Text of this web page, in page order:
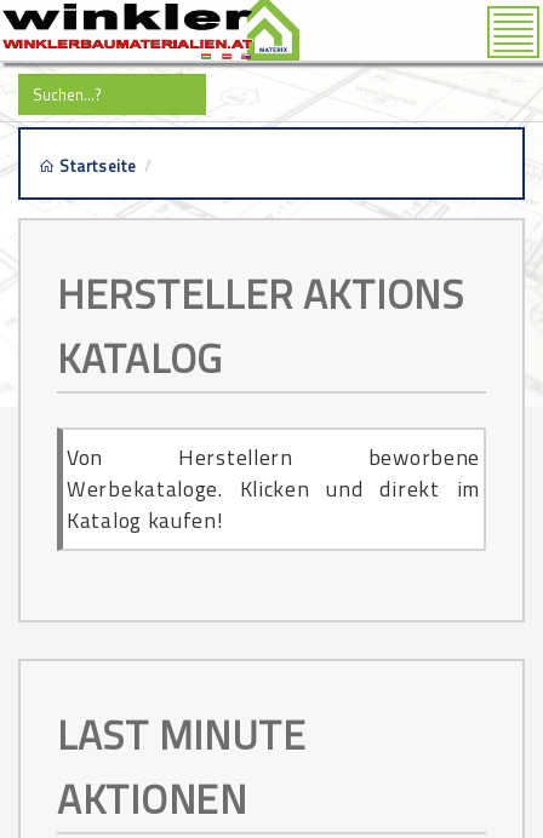
Startseite /
HERSTELLER AKTIONS
KATALOG
Von Herstellern beworbene
Werbekataloge. Klicken und direkt im
Katalog kaufen!
LAST MINUTE
AKTIONEN